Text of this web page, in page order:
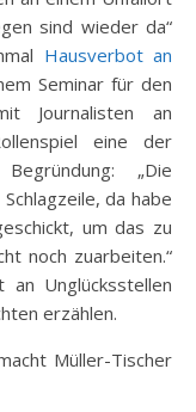
sind wieder da“
Hausverbot an
Seminar für den
Journalisten an
eine der
„Die
da habe
um das zu
noch zuarbeiten.“
Unglücksstellen
erzählen.
Müller-Tischer